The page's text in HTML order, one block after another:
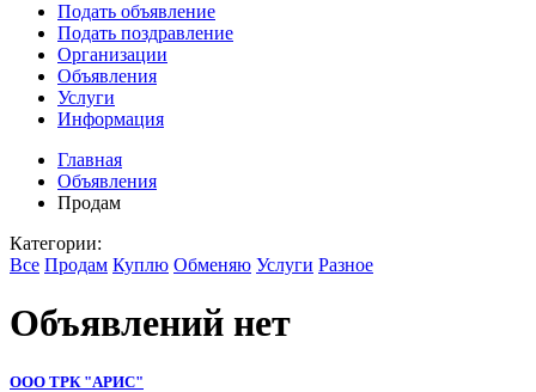
Подать объявление
Подать поздравление
Организации
Объявления
Услуги
Информация
Главная
Объявления
Продам
Категории:
Все Продам Куплю Обменяю Услуги Разное
Объявлений нет
ООО ТРК "АРИС"